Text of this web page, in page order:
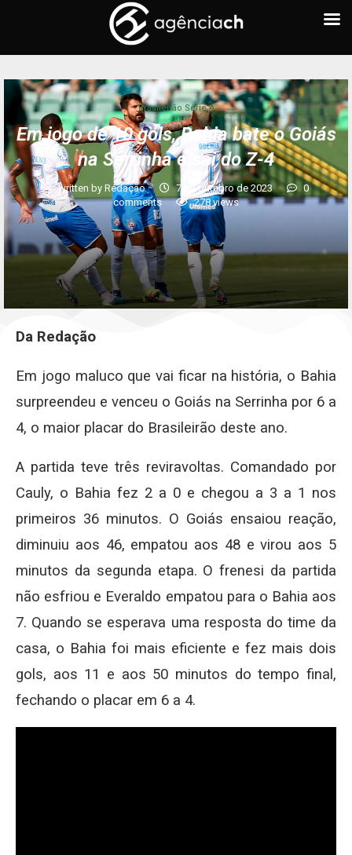
Brasileirão Série A
Em jogo de 10 gols, Bahia bate o Goiás
na Serrinha e sai do Z-4
written by Redação 7 de outubro de 2023
0
comments
278views
Da Redação
Em jogo maluco que vai ficar na história, o Bahia
surpreendeu e venceu o Goiás na Serrinha por 6 a
4, o maior placar do Brasileirão deste ano.
A partida teve três reviravoltas. Comandado por
Cauly, o Bahia fez 2 a 0 e chegou a 3 a 1 nos
primeiros 36 minutos. O Goiás ensaiou reação,
diminuiu aos 46, empatou aos 48 e virou aos 5
minutos da segunda etapa. O frenesi da partida
não esfriou e Everaldo empatou para o Bahia aos
7. Quando se esperava uma resposta do time da
casa, o Bahia foi mais eficiente e fez mais dois
gols, aos 11 e aos 50 minutos do tempo final,
fechando o placar em 6 a 4.